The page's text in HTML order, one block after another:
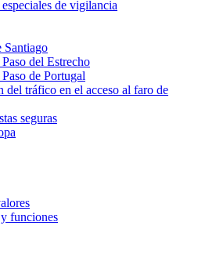
de vigilancia
Santiago
del Estrecho
de Portugal
del tráfico en el acceso al faro de
seguras
funciones